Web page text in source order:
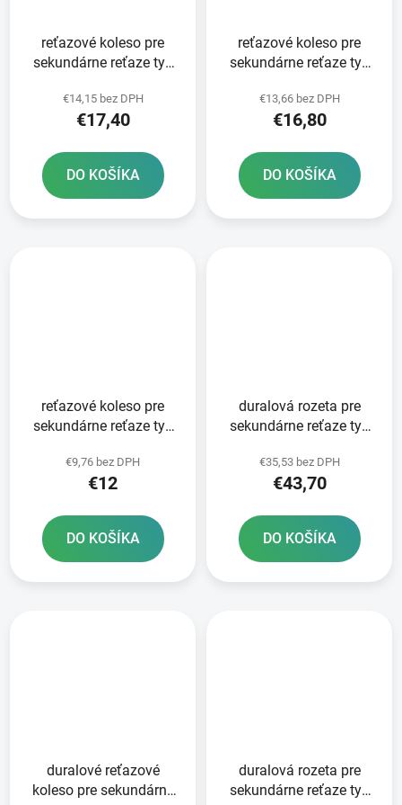
reťazové koleso pre
sekundárne reťaze typ
zubov
€14,15 bez DPH
€17,40
DO KOŠÍKA
reťazové koleso pre
sekundárne reťaze typ
zubov
€13,66 bez DPH
€16,80
DO KOŠÍKA
reťazové koleso pre
sekundárne reťaze typ
zubov
€9,76 bez DPH
€12
DO KOŠÍKA
duralová rozeta pre
sekundárne reťaze typ
€35,53 bez DPH
€43,70
DO KOŠÍKA
duralové reťazové
koleso pre sekundárne
duralová rozeta pre
sekundárne reťaze typ